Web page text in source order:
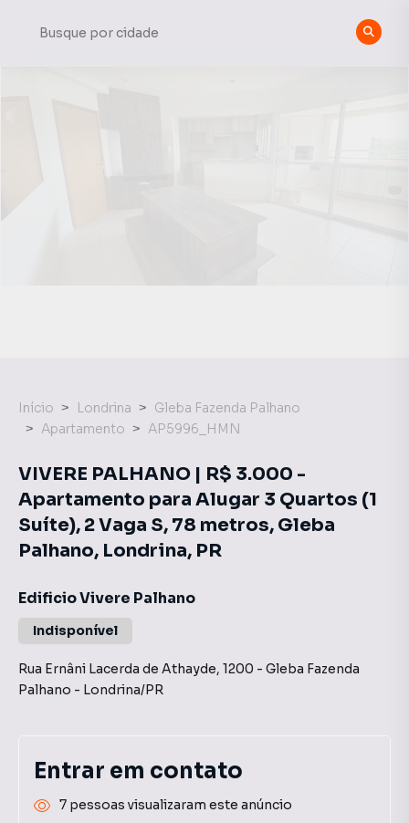
Início Londrina
Gleba Fazenda Palhano
Apartamento
AP5996_HMN
VIVERE PALHANO | R$ 3.000 -
Apartamento para Alugar 3 Quartos (1
Suíte), 2 Vaga S, 78 metros, Gleba
Palhano, Londrina, PR
Edificio Vivere Palhano
Indisponível
Rua Ernâni Lacerda de Athayde, 1200 - Gleba Fazenda
Palhano - Londrina/PR
Entrar em contato
7 pessoas visualizaram este anúncio